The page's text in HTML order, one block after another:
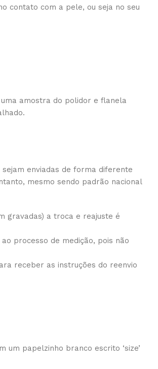
contato com a pele, ou seja no seu
amostra do polidor e flanela
enviadas de forma diferente
mesmo sendo padrão nacional
gravadas) a troca e reajuste é
processo de medição, pois não
receber as instruções do reenvio
um papelzinho branco escrito ‘size’